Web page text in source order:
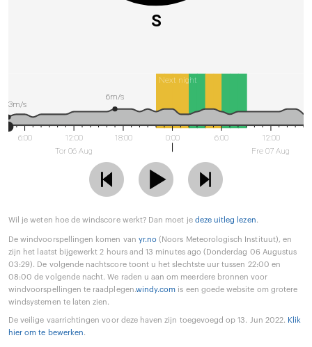
S
Next night
6:00
12:00
Tor 06 Aug
18:00 0:00 6:00
12:00
Fre 07 Aug
6m/s
3m/s
Wil je weten hoe de windscore werkt? Dan moet je deze uitleg lezen.
De windvoorspellingen komen van yr.no (Noors Meteorologisch Instituut), en
zijn het laatst bijgewerkt 2 hours and 13 minutes ago (Donderdag 06 Augustus
03:29). De volgende nachtscore toont u het slechtste uur tussen 22:00 en
08:00 de volgende nacht. We raden u aan om meerdere bronnen voor
windvoorspellingen te raadplegen.windy.com is een goede website om grotere
windsystemen te laten zien.
De veilige vaarrichtingen voor deze haven zijn toegevoegd op 13. Jun 2022. Klik
hier om te bewerken.